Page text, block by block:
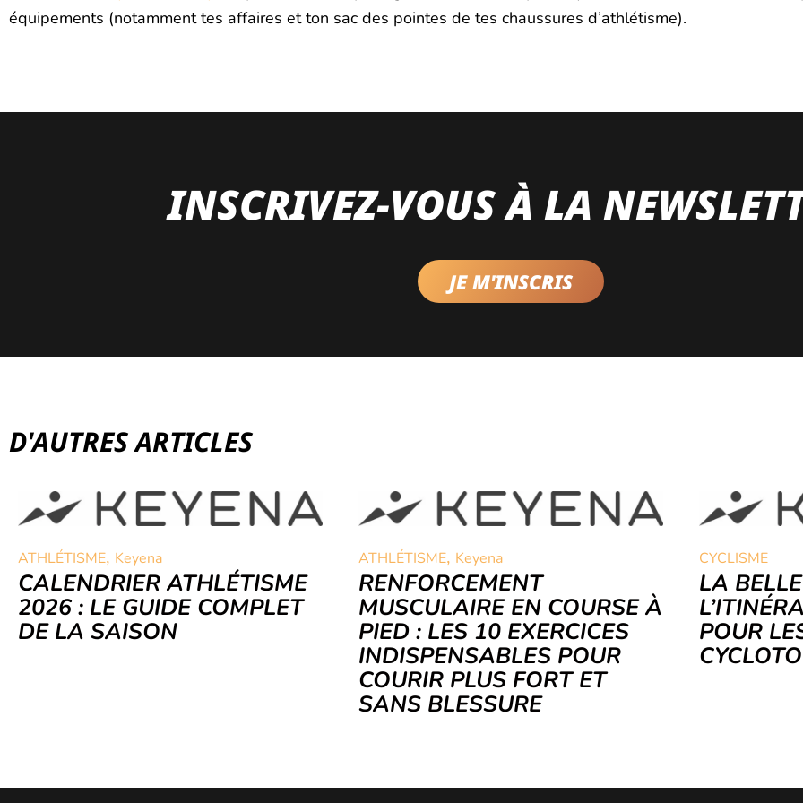
équipements (notamment tes affaires et ton sac des pointes de tes chaussures d’athlétisme).
INSCRIVEZ-VOUS À LA
JE M'INSCRIS
D'AUTRES ARTICLES
ATHLÉTISME, Keyena
CALENDRIER ATHLÉTISME
2026 : LE GUIDE COMPLET
DE LA SAISON
ATHLÉTISME, Keyena
RENFORCEMENT
MUSCULAIRE EN COURSE À
PIED : LES 10 EXERCICES
INDISPENSABLES POUR
COURIR PLUS FORT ET
SANS BLESSURE
CYCLISME
LA
POUR